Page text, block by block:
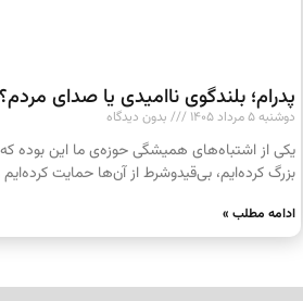
پدرام؛ بلندگوی ناامیدی یا صدای مردم؟
دوشنبه ۵ مرداد ۱۴۰۵ بدون دیدگاه
یکی از اشتباه‌های همیشگی حوزه‌ی ما این بوده
بزرگ کرده‌ایم، بی‌قیدوشرط از آن‌ها حمایت کرده‌ایم
ادامه مطلب »